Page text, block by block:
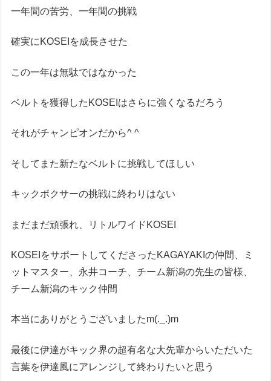
一年間の苦労、一年間の挑戦
確実にKOSEIを成長させた
この一年は無駄ではなかった
ベルトを獲得したKOSEIはさらに強くなるだろう
それがチャンピオンだから^ ^
そしてまた新たなベルトに挑戦してほしい
キックボクサーの挑戦に終わりはない
まだまだ頑張れ、リトルワイドKOSEI
KOSEIをサポートしてくださったKAGAYAKIの仲間、ミ
ットマスター、永井コーチ、チーム新潟の先生の皆様、
チーム新潟のキック仲間
本当にありがとうございましたm(._.)m
最後に伊達がキック界の超有名な大先輩からいただいた
言葉を伊達風にアレンジして終わりたいと思う